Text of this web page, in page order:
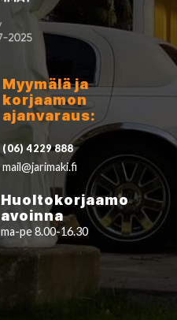
Myymälä ja
korjaamon
ajanvaraus:
(06) 4229 888
mail@jarimaki.fi
Huoltokorjaamo
avoinna
ma-pe 8.00-16.30